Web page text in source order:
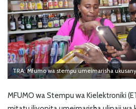
TRA: Mfumo wa stempu umeimarisha
MFUMO wa Stempu wa Kielektroniki